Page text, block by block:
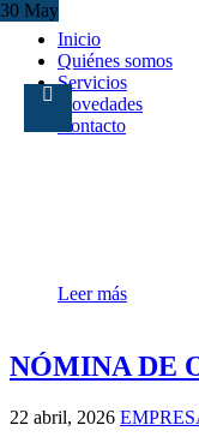
Inicio
Quiénes somos
Servicios
Novedades
Contacto
22 Abr
Leer más
NÓMINA DE
22 abril, 2026
18 Mar
09 Mar
11 Feb
27 Ene
27 Ene
12 Dic
09 Oct
05 Sep
30 May